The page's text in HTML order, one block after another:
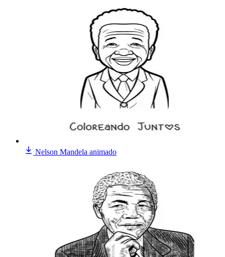
Nelson Mandela animado